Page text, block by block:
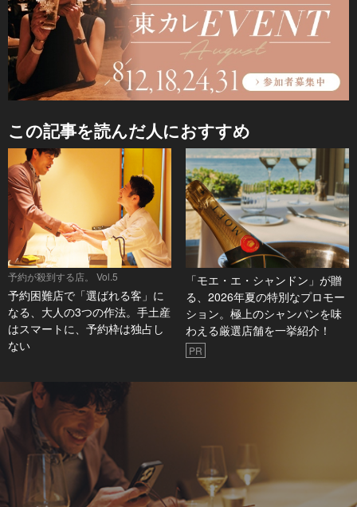
この記事を読んだ人におすすめ
予約が殺到する店。 Vol.5
予約困難店で「選ばれる客」に
なる、大人の3つの作法。手土産
はスマートに、予約枠は独占し
ない
「モエ・エ・シャンドン」が贈
る、2026年夏の特別なプロモー
ション。極上のシャンパンを味
わえる厳選店舗を一挙紹介！
PR